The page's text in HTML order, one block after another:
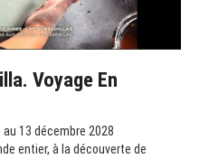
Voyage En
au 13 décembre 2028
entier, à la découverte de